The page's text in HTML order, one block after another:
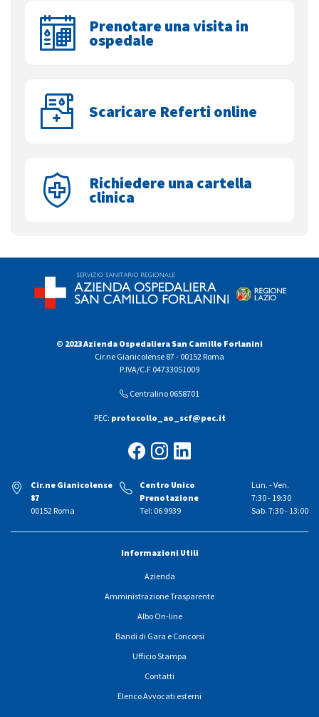
Prenotare una visita in
ospedale
Scaricare Referti online
Richiedere una cartella
clinica
© 2023 Azienda Ospedaliera San Camillo Forlanini
Cir.ne Gianicolense 87 - 00152 Roma
P.IVA/C.F 04733051009
Centralino 0658701
PEC: protocollo_ao_scf@pec.it
Cir.ne Gianicolense
87
00152 Roma
Centro Unico
Prenotazione
Tel: 06 9939
Lun. - Ven.
7:30 - 19:30
Sab. 7:30 - 13:00
Informazioni Utili
Azienda
Amministrazione Trasparente
Albo On-line
Bandi di Gara e Concorsi
Ufficio Stampa
Contatti
Elenco Avvocati esterni